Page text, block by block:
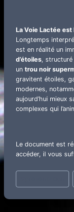
La Voie Lactée
Longtemps
est en réalité un
d’étoiles, structuré
un trou noir
gravitent étoiles,
modernes,
aujourd’hui mieux
complexes qui
Le document est
accéder, il vous
Étiquettes
de
la